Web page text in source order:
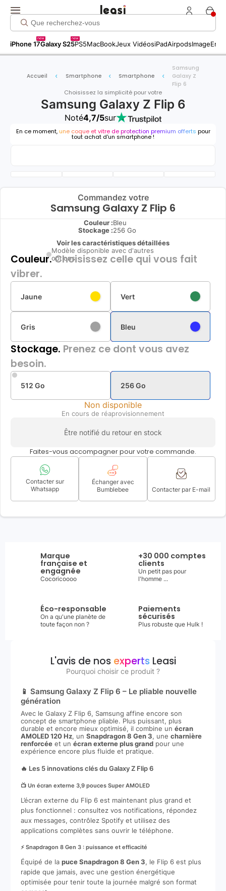
iPhone 17
new
Galaxy S25
new
PS5MacBookJeux VidéosiPadAirpodsImage
Accueil Smartphone Smartphone
Samsung
Galaxy Z
Flip 6
Choisissez la simplicité pour votre
Samsung Galaxy Z Flip 6
Noté4,7/5sur
En ce moment, une coque et vitre de protection premium offerts pour
tout achat d'un smartphone !
Commandez votre
Samsung Galaxy Z Flip 6
Couleur :Bleu
Stockage :256 Go
Voir les caractéristiques détaillées
Modèle disponible avec d'autres
options
Couleur.Choisissez celle qui vous fait
vibrer.
Jaune Vert
Gris Bleu
Stockage. Prenez ce dont vous avez
besoin.
512 Go 256 Go
Non disponible
En cours de réaprovisionnement
Être notifié du retour en stock
Faites-vous accompagner pour votre commande.
Contacter sur
Whatsapp
Échanger avec
Bumblebee
Contacter par E-mail
Marque
française et
engagnée
Cocoricoooo
+30 000 comptes
clients
Un petit pas pour
l'homme ...
Éco-responsable
On a qu'une planète de
toute façon non ?
Paiements
sécurisés
Plus robuste que Hulk !
L'avis de nos expertsLeasi
Pourquoi choisir ce produit ?
📱 Samsung Galaxy Z Flip 6 – Le pliable nouvelle
génération
Avec le Galaxy Z Flip 6, Samsung affine encore son
concept de smartphone pliable. Plus puissant, plus
durable et encore mieux optimisé, il combine un écran
AMOLED 120 Hz, un Snapdragon 8 Gen 3, une charnière
renforcéeet un écran externe plus grandpour une
expérience encore plus fluide et pratique.
🔥 Les 5 innovations clés du Galaxy Z Flip 6
📺 Un écran externe 3,9 pouces Super AMOLED
L’écran externe du Flip 6 est maintenant plus grand et
plus fonctionnel : consultez vos notifications, répondez
aux messages, contrôlez Spotify et utilisez des
applications complètes sans ouvrir le téléphone.
⚡ Snapdragon 8 Gen 3 : puissance et efficacité
Équipé de la puce Snapdragon 8 Gen 3, le Flip 6 est plus
rapide que jamais, avec une gestion énergétique
optimisée pour tenir toute la journée malgré son format